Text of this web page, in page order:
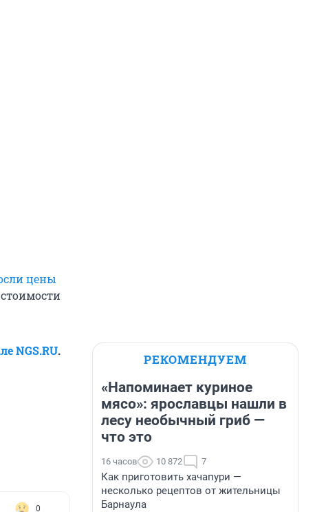
цены
NGS.RU.
0
РЕКОМЕНДУЕМ
«Напоминает куриное
мясо»: ярославцы нашли в
лесу необычный гриб —
что это
16 часов 10 872 7
Как приготовить хачапури —
несколько рецептов от жительницы
Барнаула